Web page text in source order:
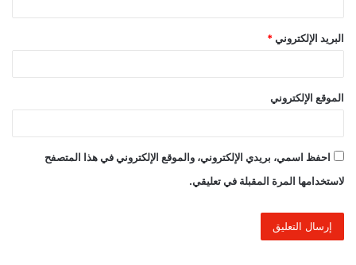
البريد الإلكتروني *
الموقع الإلكتروني
احفظ اسمي، بريدي الإلكتروني، والموقع الإلكتروني في هذا المتصفح
لاستخدامها المرة المقبلة في تعليقي.